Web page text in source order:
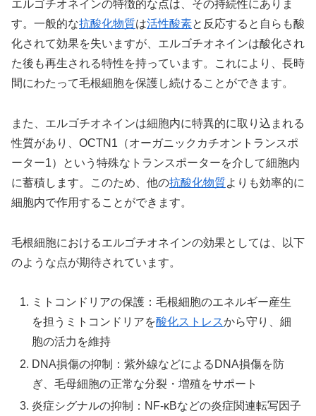
エルゴチオネインの特徴的な点は、その持続性にありま
す。一般的な抗酸化物質は活性酸素と反応すると自らも酸
化されて効果を失いますが、エルゴチオネインは酸化され
た後も再生される特性を持っています。これにより、長時
間にわたって毛根細胞を保護し続けることができます。
また、エルゴチオネインは細胞内に特異的に取り込まれる
性質があり、OCTN1（オーガニックカチオントランスポ
ーター1）という特殊なトランスポーターを介して細胞内
に蓄積します。このため、他の抗酸化物質よりも効率的に
細胞内で作用することができます。
毛根細胞におけるエルゴチオネインの効果としては、以下
のような点が期待されています。
ミトコンドリアの保護：毛根細胞のエネルギー産生
を担うミトコンドリアを酸化ストレスから守り、細
胞の活力を維持
DNA損傷の抑制：紫外線などによるDNA損傷を防
ぎ、毛母細胞の正常な分裂・増殖をサポート
炎症シグナルの抑制：NF-κBなどの炎症関連転写因子